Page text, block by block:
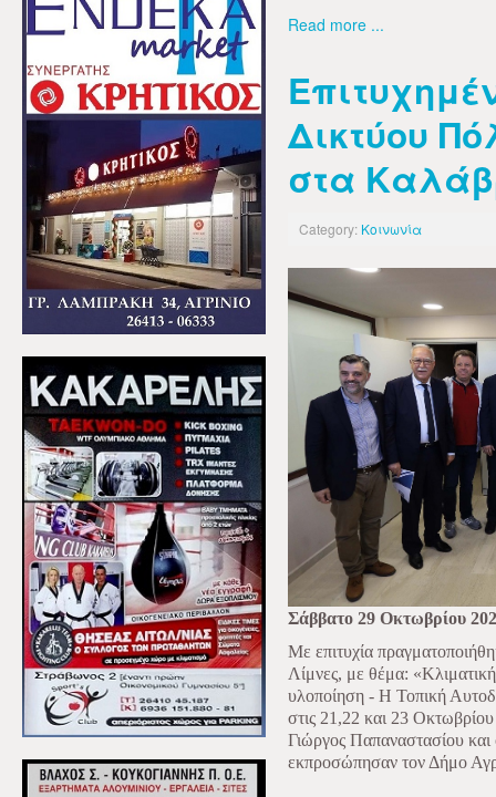
Read more ...
Δικτύου
στα
Category: Κοινωνία
Σάββατο 29 Οκτωβρίου
Με επιτυχία
Λίμνες, με θέμα:
υλοποίηση - Η Τοπική
στις 21,22 και 23
Γιώργος Παπαναστασίου
εκπροσώπησαν τον Δήμο